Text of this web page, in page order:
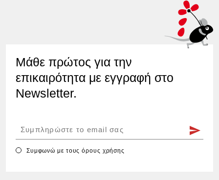
Μάθε πρώτος για την
επικαιρότητα με εγγραφή στο
Newsletter.
Συμφωνώ με τουςόρους χρήσης